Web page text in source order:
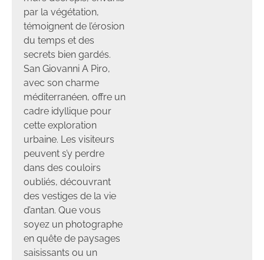
par la végétation,
témoignent de l’érosion
du temps et des
secrets bien gardés.
San Giovanni A Piro,
avec son charme
méditerranéen, offre un
cadre idyllique pour
cette exploration
urbaine. Les visiteurs
peuvent s’y perdre
dans des couloirs
oubliés, découvrant
des vestiges de la vie
d’antan. Que vous
soyez un photographe
en quête de paysages
saisissants ou un